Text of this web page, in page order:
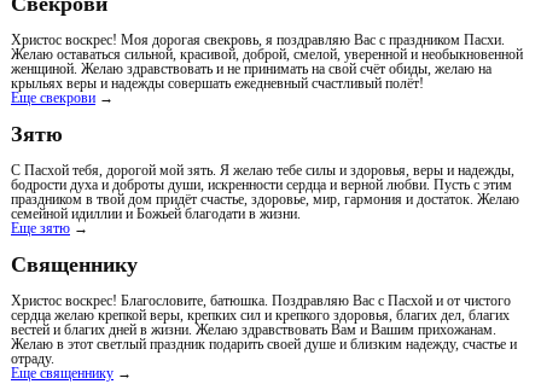
Христос воскрес! Моя дорогая свекровь, я поздравляю Вас с праздником Пасхи.
Желаю оставаться сильной, красивой, доброй, смелой, уверенной и необыкновенной
женщиной. Желаю здравствовать и не принимать на свой счёт обиды, желаю на
крыльях веры и надежды совершать ежедневный счастливый полёт!
Еще свекрови →
Зятю
С Пасхой тебя, дорогой мой зять. Я желаю тебе силы и здоровья, веры и надежды,
бодрости духа и доброты души, искренности сердца и верной любви. Пусть с этим
праздником в твой дом придёт счастье, здоровье, мир, гармония и достаток. Желаю
семейной идиллии и Божьей благодати в жизни.
Еще зятю →
Священнику
Христос воскрес! Благословите, батюшка. Поздравляю Вас с Пасхой и от чистого
сердца желаю крепкой веры, крепких сил и крепкого здоровья, благих дел, благих
вестей и благих дней в жизни. Желаю здравствовать Вам и Вашим прихожанам.
Желаю в этот светлый праздник подарить своей душе и близким надежду, счастье и
отраду.
Еще священнику →